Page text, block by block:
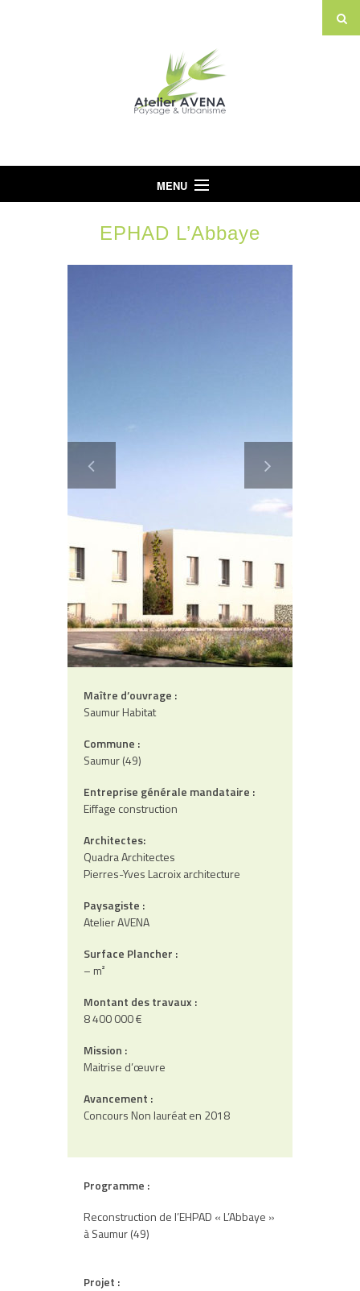
MENU
EPHAD L’Abbaye
Maître d’ouvrage :
Saumur Habitat
Commune :
Saumur (49)
Entreprise générale mandataire :
Eiffage construction
Architectes:
Quadra Architectes
Pierres-Yves Lacroix architecture
Paysagiste :
Atelier AVENA
Surface Plancher :
– m²
Montant des travaux :
8 400 000 €
Mission :
Maitrise d’œuvre
Avancement :
Concours Non lauréat en 2018
Programme :
Reconstruction de l’EHPAD « L’Abbaye »
à Saumur (49)
Projet :